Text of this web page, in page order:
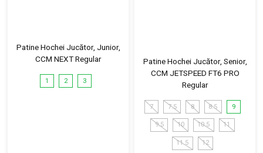
Patine Hochei Jucător, Junior,
CCM NEXT Regular
1 2 3
Patine Hochei Jucător, Senior,
CCM JETSPEED FT6 PRO
Regular
7 7.5 8 8.5 9
9.5 10 10.5 11
11.5 12